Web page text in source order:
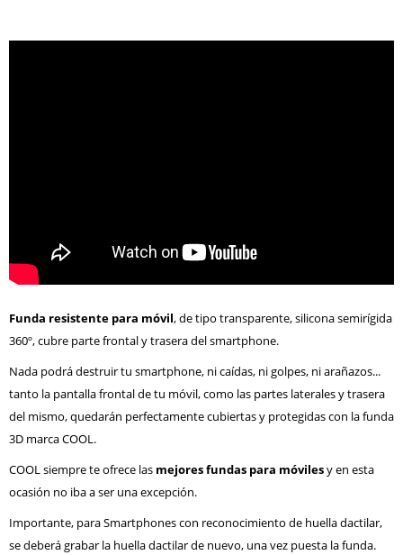
Funda resistente para móvil, de tipo transparente, silicona semirígida
360º, cubre parte frontal y trasera del smartphone.
Nada podrá destruir tu smartphone, ni caídas, ni golpes, ni arañazos...
tanto la pantalla frontal de tu móvil, como las partes laterales y trasera
del mismo, quedarán perfectamente cubiertas y protegidas con la funda
3D marca COOL.
COOL siempre te ofrece las mejores fundas para móvilesy en esta
ocasión no iba a ser una excepción.
Importante, para Smartphones con reconocimiento de huella dactilar,
se deberá grabar la huella dactilar de nuevo, una vez puesta la funda.